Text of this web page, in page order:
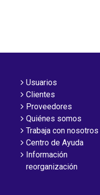
Usuarios
Clientes
Proveedores
Quiénes somos
Trabaja con nosotros
Centro de Ayuda
Información
reorganización